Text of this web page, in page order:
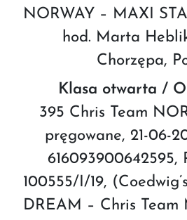
NORWAY – MAXI
hod. Marta
Chorzępa,
Klasa otwarta /
395 Chris Team
pręgowane, 21-06-
616093900642595,
100555/I/19,
DREAM – Chris Team